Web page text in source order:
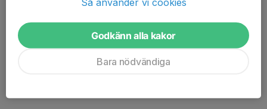
Alvar gjorde bra insatser han också....
Läs mer
Godkänn alla kakor
Bara nödvändiga